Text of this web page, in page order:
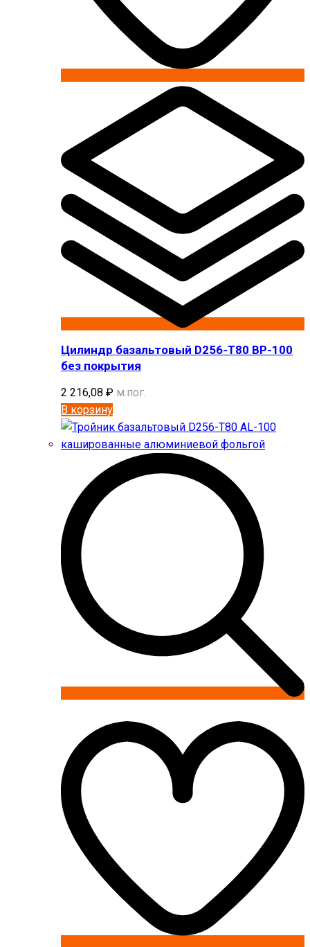
Цилиндр базальтовый D256-T80 BP-100
без покрытия
2 216,08 ₽ м.пог.
В корзину